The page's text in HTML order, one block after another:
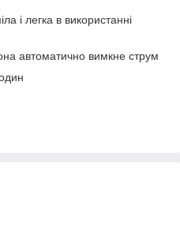
і легка в використанні
автоматично вимкне струм